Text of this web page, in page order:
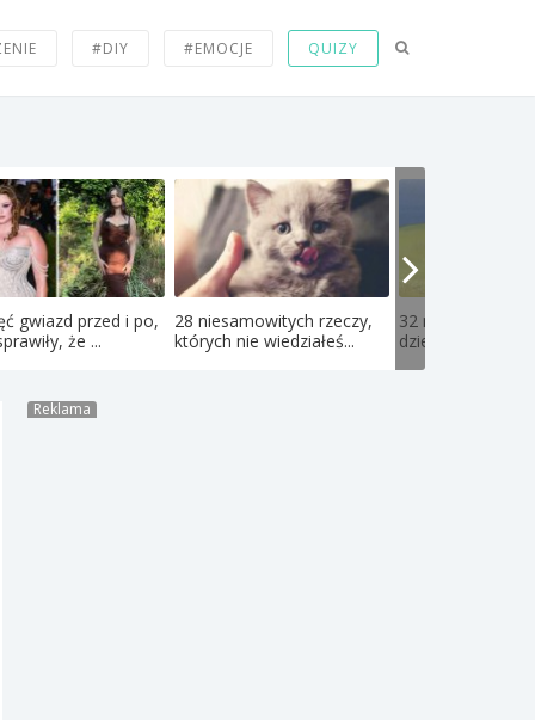
#DIY #EMOCJE QUIZY
gwiazd przed i po,
że ...
28 niesamowitych rzeczy,
których nie wiedziałeś...
32 najlepsze
dzieciństwa,
Reklama